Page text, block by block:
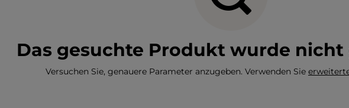
Das gesuchte Produkt wurde
Versuchen Sie, genauere Parameter anzugeben. Verwenden Sie